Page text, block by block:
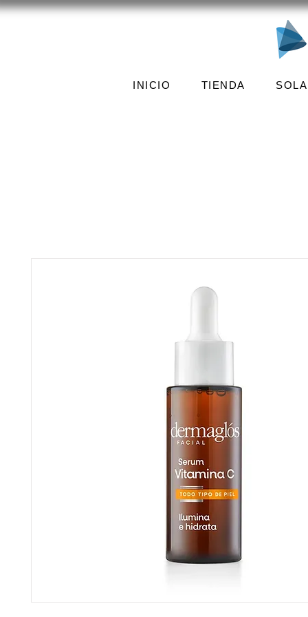
INICIO TIENDA